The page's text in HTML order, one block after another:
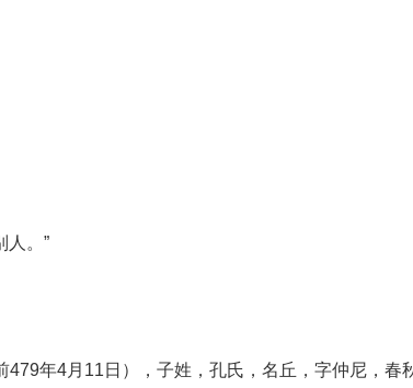
人。”
年4月11日），子姓，孔氏，名丘，字仲尼，春